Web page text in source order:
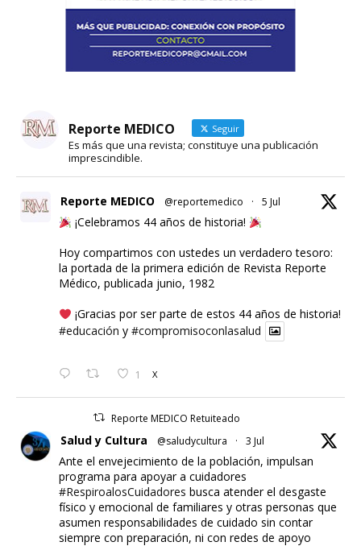
Reporte MEDICO Seguir
Es más que una revista; constituye una publicación
imprescindible.
Reporte MEDICO @reportemedico · 5 Jul
¡Celebramos 44 años de historia!
Hoy compartimos con ustedes un verdadero tesoro:
la portada de la primera edición de Revista Reporte
Médico, publicada junio, 1982
¡Gracias por ser parte de estos 44 años de historia!
#educación y #compromisoconlasalud
1 X
Reporte MEDICO Retuiteado
Salud y Cultura @saludycultura · 3 Jul
Ante el envejecimiento de la población, impulsan
programa para apoyar a cuidadores
#RespiroalosCuidadores busca atender el desgaste
físico y emocional de familiares y otras personas que
asumen responsabilidades de cuidado sin contar
siempre con preparación, ni con redes de apoyo